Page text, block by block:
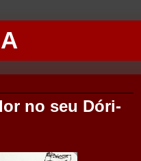
no seu Dóri-